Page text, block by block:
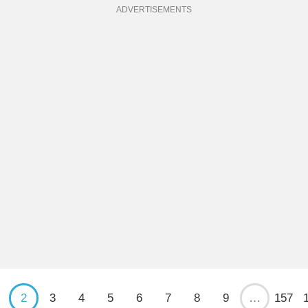
ADVERTISEMENTS
2 3 4 5 6 7 8 9 … 157